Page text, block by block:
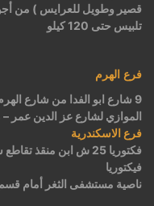
قصير وطويل للعرايس ) من
تلبيس حتى 120 كيلو
فرع الهرم
9 شارع ابو الفدا من شارع
الموازي لشارع عز الدين عمر
فرع الاسكندرية
فكتوريا 25 ش ابن
فيكتوريا
ناصية مستشفى الثغر أمام قسم